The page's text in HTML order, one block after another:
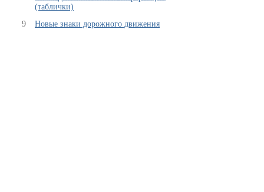
(таблички)
9
Новые знаки дорожного движения